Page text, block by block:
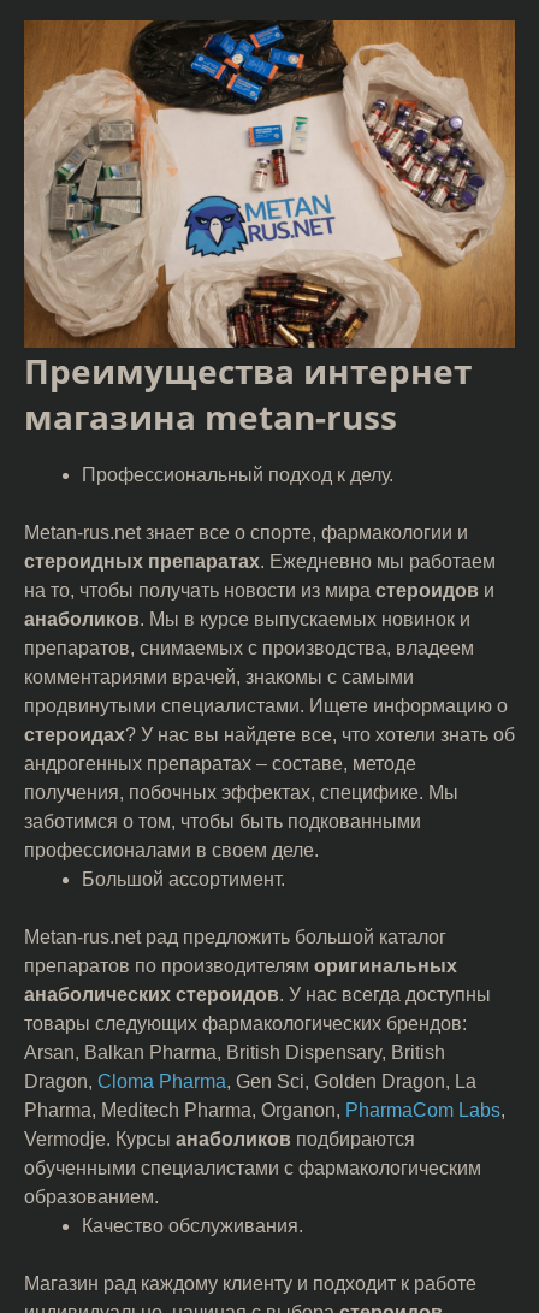
Преимущества интернет
магазина metan-russ
Профессиональный подход к делу.
Metan-rus.net знает все о спорте, фармакологии и
стероидных препаратах. Ежедневно мы работаем
на то, чтобы получать новости из мира стероидов и
анаболиков. Мы в курсе выпускаемых новинок и
препаратов, снимаемых с производства, владеем
комментариями врачей, знакомы с самыми
продвинутыми специалистами. Ищете информацию о
стероидах? У нас вы найдете все, что хотели знать об
андрогенных препаратах – составе, методе
получения, побочных эффектах, специфике. Мы
заботимся о том, чтобы быть подкованными
профессионалами в своем деле.
Большой ассортимент.
Metan-rus.net рад предложить большой каталог
препаратов по производителям оригинальных
анаболических стероидов. У нас всегда доступны
товары следующих фармакологических брендов:
Arsan, Balkan Pharma, British Dispensary, British
Dragon, Cloma Pharma, Gen Sci, Golden Dragon, La
Pharma, Meditech Pharma, Organon, PharmaCom Labs,
Vermodje. Курсы анаболиков подбираются
обученными специалистами с фармакологическим
образованием.
Качество обслуживания.
Магазин рад каждому клиенту и подходит к работе